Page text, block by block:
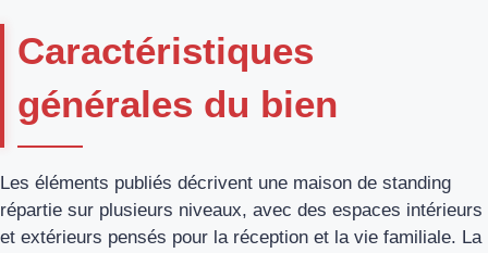
Caractéristiques
générales du bien
Les éléments publiés décrivent une maison de standing
répartie sur plusieurs niveaux, avec des espaces intérieurs
et extérieurs pensés pour la réception et la vie familiale. La